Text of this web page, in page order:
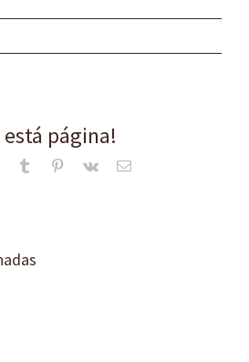
página!
Tumblr Pinterest
Vk
E-